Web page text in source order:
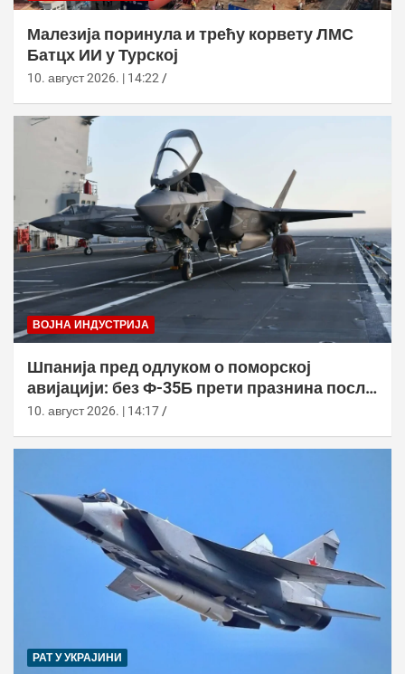
Малезија поринула и трећу корвету ЛМС
Батцх ИИ у Турској
10. август 2026. | 14:22
ВОЈНА ИНДУСТРИЈА
Шпанија пред одлуком о поморској
авијацији: без Ф-35Б прети празнина после
Харриер-а
10. август 2026. | 14:17
РАТ У УКРАЈИНИ